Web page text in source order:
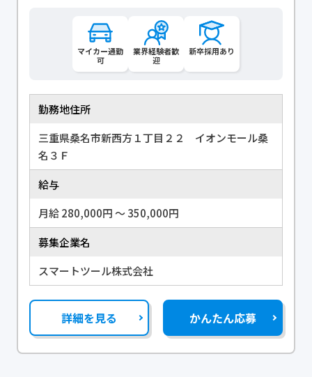
マイカー通勤
可
業界経験者歓
迎
新卒採用あり
勤務地住所
三重県桑名市新西方１丁目２２ イオンモール桑
名３Ｆ
給与
月給 280,000円 〜 350,000円
募集企業名
スマートツール株式会社
詳細を見る かんたん応募